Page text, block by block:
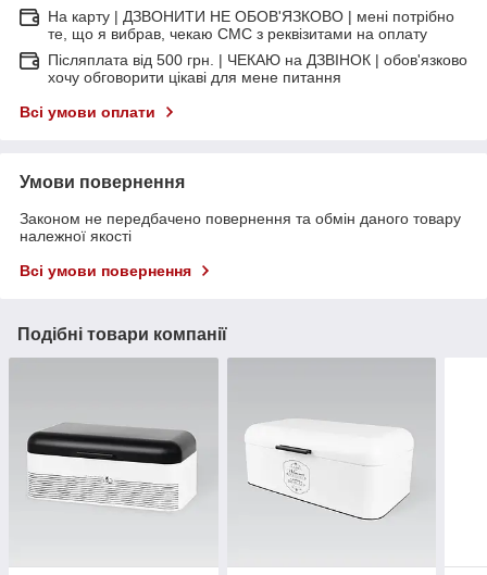
На карту | ДЗВОНИТИ НЕ ОБОВ'ЯЗКОВО | мені потрібно
те, що я вибрав, чекаю СМС з реквізитами на оплату
Післяплата від 500 грн. | ЧЕКАЮ на ДЗВІНОК | обов'язково
хочу обговорити цікаві для мене питання
Всі умови оплати
Умови повернення
Законом не передбачено повернення та обмін даного товару
належної якості
Всі умови повернення
Подібні товари компанії